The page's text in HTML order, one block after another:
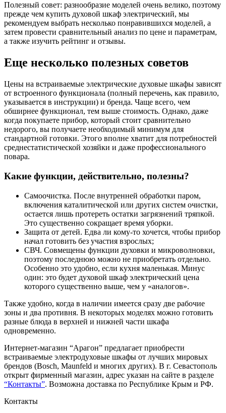
Полезный совет: разнообразие моделей очень велико, поэтому
прежде чем купить духовой шкаф электрический, мы
рекомендуем выбрать несколько понравившихся моделей, а
затем провести сравнительный анализ по цене и параметрам,
а также изучить рейтинг и отзывы.
Еще несколько полезных советов
Цены на встраиваемые электрические духовые шкафы зависят
от встроенного функционала (полный перечень, как правило,
указывается в инструкции) и бренда. Чаще всего, чем
обширнее функционал, тем выше стоимость. Однако, даже
когда покупаете прибор, который стоит сравнительно
недорого, вы получаете необходимый минимум для
стандартной готовки. Этого вполне хватит для потребностей
среднестатистической хозяйки и даже профессионального
повара.
Какие функции, действительно, полезны?
Самоочистка. После внутренней обработки паром,
включения каталитической или других систем очистки,
остается лишь протереть остатки загрязнений тряпкой.
Это существенно сокращает время уборки.
Защита от детей. Едва ли кому-то хочется, чтобы прибор
начал готовить без участия взрослых;
СВЧ. Совмещены функции духовки и микроволновки,
поэтому последнюю можно не приобретать отдельно.
Особенно это удобно, если кухня маленькая. Минус
один: это будет духовой шкаф электрический цена
которого существенно выше, чем у «аналогов».
Также удобно, когда в наличии имеется сразу две рабочие
зоны и два противня. В некоторых моделях можно готовить
разные блюда в верхней и нижней части шкафа
одновременно.
Интернет-магазин “Арагон” предлагает приобрести
встраиваемые электродуховые шкафы от лучших мировых
брендов (Bosch, Maunfeld и многих других). В г. Севастополь
открыт фирменный магазин, адрес указан на сайте в разделе
“Контакты”. Возможна доставка по Республике Крым и РФ.
Контакты